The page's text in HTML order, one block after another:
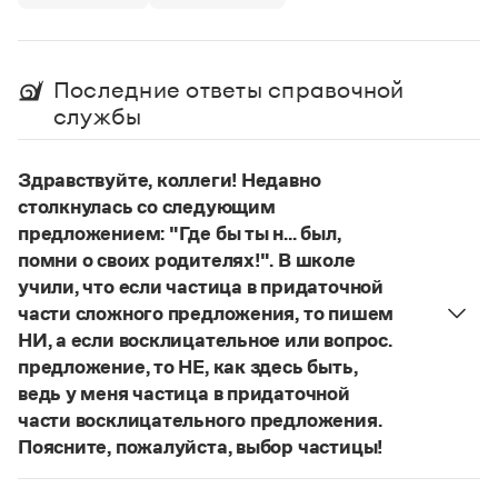
Справочники
Русский язык. Краткий теоретический курс
Письмовник
Справочник по пунктуации
Словарь-справочник трудностей
Справочник по фразеологии
Азбучные истины
Словарь-справочник непростые слова
Все справочники портала
Журнал
Управление в русском языке
Правила русской орфографии и пунктуации
Последние ответы справочной
службы
Здравствуйте, коллеги! Недавно
столкнулась со следующим
предложением: "Где бы ты н... был,
помни о своих родителях!". В школе
учили, что если частица в придаточной
части сложного предложения, то пишем
НИ, а если восклицательное или вопрос.
предложение, то НЕ, как здесь быть,
ведь у меня частица в придаточной
части восклицательного предложения.
Поясните, пожалуйста, выбор частицы!
Правильно:Где бы ты ни был, помни о своих